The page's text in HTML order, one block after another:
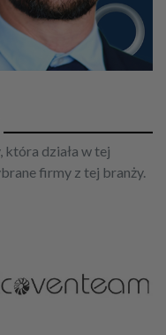
działa w tej
firmy z tej branży.